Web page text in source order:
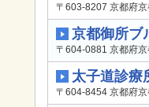
〒603-8207 京都府
京都御所ブ
〒604-0881 京都府
太子道診療
〒604-8454 京都府